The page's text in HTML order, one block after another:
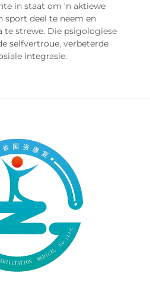
in staat om 'n aktiewe
sport deel te neem en
te strewe. Die psigologiese
selfvertroue, verbeterde
integrasie.